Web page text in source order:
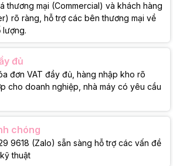
thương mại (Commercial) và khách hàng
rõ ràng, hỗ trợ các bên thương mại về
lượng.
đủ
đơn VAT đầy đủ, hàng nhập kho rõ
cho doanh nghiệp, nhà máy có yêu cầu
chóng
9618 (Zalo) sẵn sàng hỗ trợ các vấn đề
thuật